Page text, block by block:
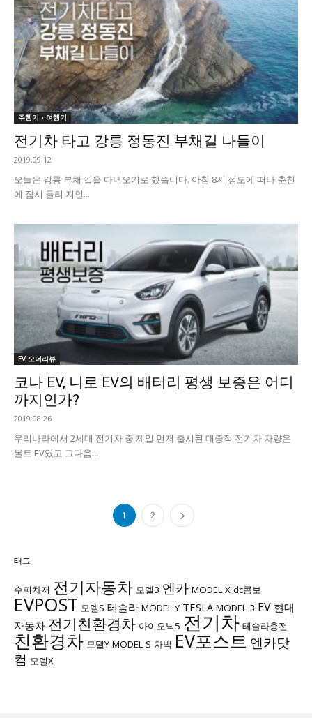
주행기 • 여행기
전기차 타고 강릉 정동진 부채길 나들이
2019.09.12
오늘은 강릉 부채 길을 다녀오기로 했습니다. 아침 8시 정도에 떠나 춘천
에 잠시 들려 지인...
EV 오너리뷰
코나 EV, 니로 EV의 배터리 평생 보증은 어디
까지인가?
2019.08.26
우리나라에서 2세대 전기차 중 제일 먼저 출시된 대중적 전기차 차량은
볼트 EV였고 그다음...
1 2
태그
수퍼차저 전기자동차 모델3 엔카 MODEL X dc콤보
EVPOST 모델S 테슬라 MODEL Y TESLA MODEL 3 EV 현대
자동차 전기친환경차 아이오닉5 전기차 테슬라충전
친환경차 모델Y MODEL S 차박 EV포스트 엔카닷
컴 모델X